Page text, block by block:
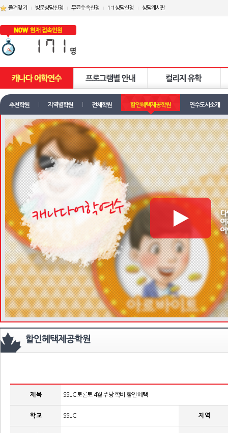
즐겨찾기 방문상담신청 무료수속신청 1:1상담신청 상담게시판
추천학원 지역별학원 전체학원 할인혜택제공학원 연수도시소개
제 목 SSLC 토론토 4월 주당 학비 할인 혜택
학 교 SSLC 지 역